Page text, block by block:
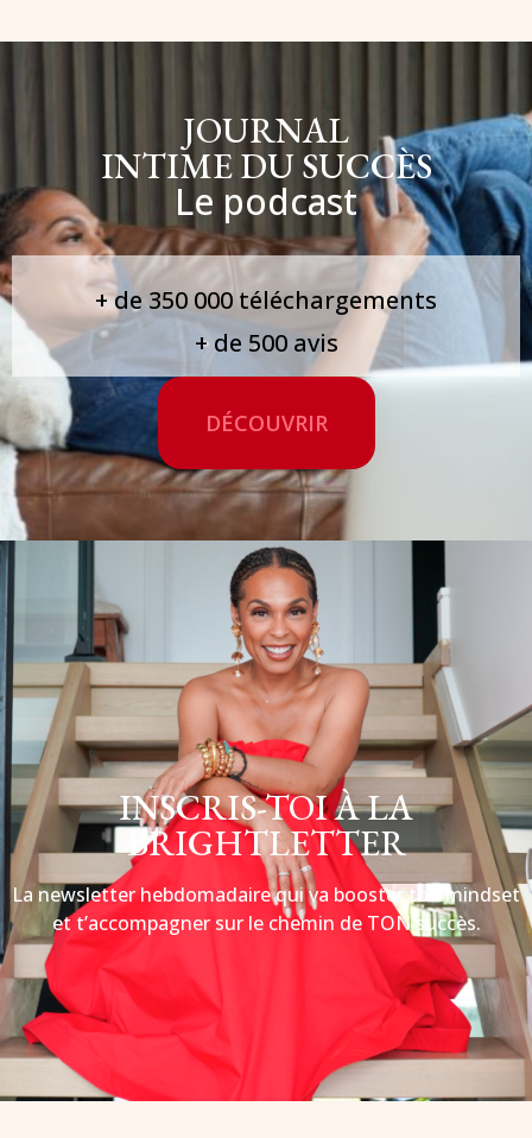
JOURNAL
INTIME DU SUCCÈS
Le podcast
+ de 350 000 téléchargements
+ de 500 avis
DÉCOUVRIR
INSCRIS-TOI À LA
BRIGHTLETTER
La newsletter hebdomadaire qui va booster ton mindset
et t’accompagner sur le chemin de TON succès.